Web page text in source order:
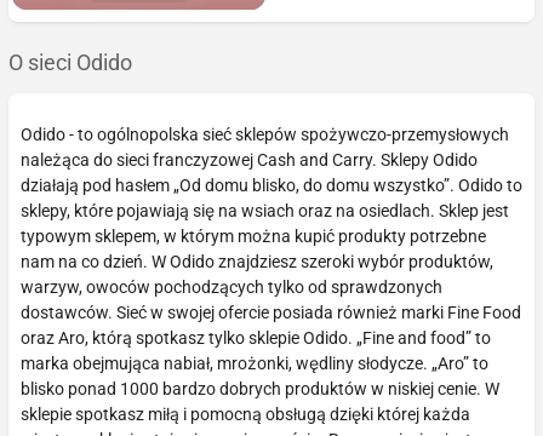
O sieci Odido
Odido - to ogólnopolska sieć sklepów spożywczo-przemysłowych
należąca do sieci franczyzowej Cash and Carry. Sklepy Odido
działają pod hasłem „Od domu blisko, do domu wszystko”. Odido to
sklepy, które pojawiają się na wsiach oraz na osiedlach. Sklep jest
typowym sklepem, w którym można kupić produkty potrzebne
nam na co dzień. W Odido znajdziesz szeroki wybór produktów,
warzyw, owoców pochodzących tylko od sprawdzonych
dostawców. Sieć w swojej ofercie posiada również marki Fine Food
oraz Aro, którą spotkasz tylko sklepie Odido. „Fine and food” to
marka obejmująca nabiał, mrożonki, wędliny słodycze. „Aro” to
blisko ponad 1000 bardzo dobrych produktów w niskiej cenie. W
sklepie spotkasz miłą i pomocną obsługą dzięki której każda